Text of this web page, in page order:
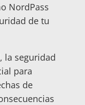
NordPass
de tu
la seguridad
para
de